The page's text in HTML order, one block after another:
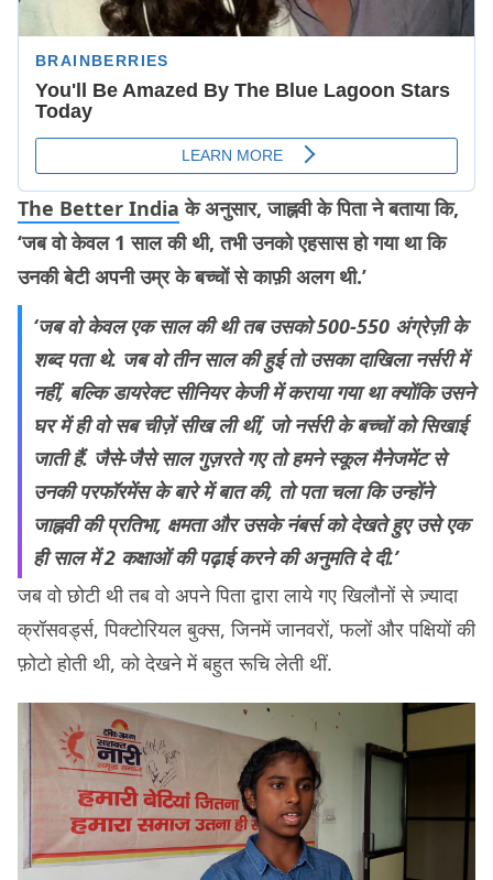
The Better India के अनुसार, जाह्नवी के पिता ने बताया कि,
‘जब वो केवल 1 साल की थी, तभी उनको एहसास हो गया था कि
उनकी बेटी अपनी उम्र के बच्चों से काफ़ी अलग थी.’
‘जब वो केवल एक साल की थी तब उसको 500-550 अंग्रेज़ी के
शब्द पता थे. जब वो तीन साल की हुई तो उसका दाखिला नर्सरी में
नहीं, बल्कि डायरेक्ट सीनियर केजी में कराया गया था क्योंकि उसने
घर में ही वो सब चीज़ें सीख ली थीं, जो नर्सरी के बच्चों को सिखाई
जाती हैं. जैसे-जैसे साल गुज़रते गए तो हमने स्कूल मैनेजमेंट से
उनकी परफॉरमेंस के बारे में बात की, तो पता चला कि उन्होंने
जाह्नवी की प्रतिभा, क्षमता और उसके नंबर्स को देखते हुए उसे एक
ही साल में 2 कक्षाओं की पढ़ाई करने की अनुमति दे दी.’
जब वो छोटी थी तब वो अपने पिता द्वारा लाये गए खिलौनों से ज़्यादा
क्रॉसवर्ड्स, पिक्टोरियल बुक्स, जिनमें जानवरों, फलों और पक्षियों की
फ़ोटो होती थी, को देखने में बहुत रूचि लेती थीं.